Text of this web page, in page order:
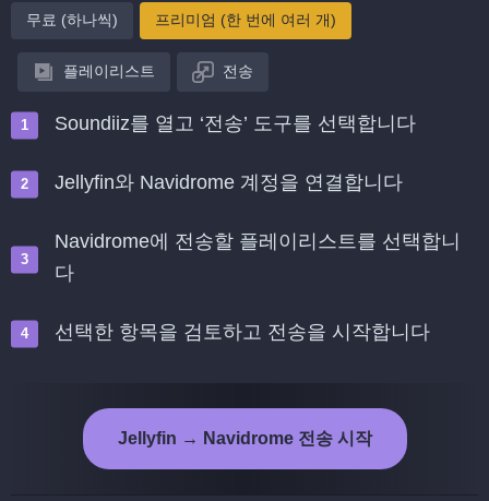
무료 (하나씩) 프리미엄 (한 번에 여러 개)
플레이리스트 전송
Soundiiz를 열고 ‘전송’ 도구를 선택합니다
Jellyfin와 Navidrome 계정을 연결합니다
Navidrome에 전송할 플레이리스트를 선택합니
다
선택한 항목을 검토하고 전송을 시작합니다
Jellyfin → Navidrome 전송 시작